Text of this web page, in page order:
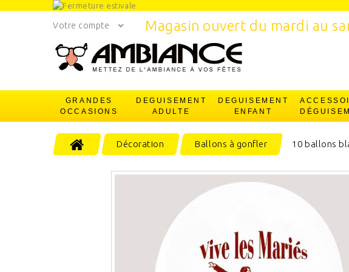
Votre compte Magasin ouvert du mardi au
GRANDES
OCCASIONS
DEGUISEMENT
ADULTE
DEGUISEMENT
ENFANT
Décoration Ballons à gonfler 10 ballons